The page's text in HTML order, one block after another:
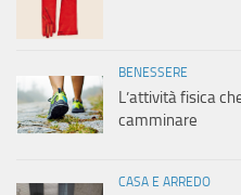
BENESSERE
L’attività fisica
camminare
CASA E ARREDO